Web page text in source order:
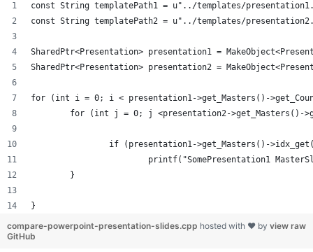
const String templatePath1 = u"../templates/
const String templatePath2 = u"../templates/
SharedPtr<Presentation> presentation1 =
SharedPtr<Presentation> presentation2 =
for (int i = 0; i < presentation1->get_Masters()-
for (int j = 0; j <presentation2->get_Masters()-
if (presentation1->get_Masters()-
printf("SomePresentation1
	}
}
view raw
compare-powerpoint-presentation-slides.cpp hosted with ❤ by
GitHub